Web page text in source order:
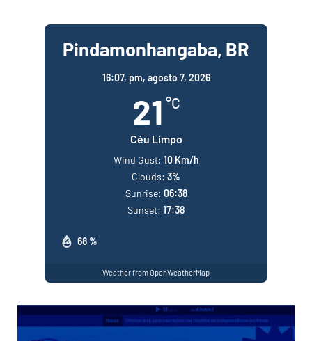
Pindamonhangaba, BR
16:07, pm, agosto 7, 2026
21 °C
Céu Limpo
68 %
Wind Gust: 10 Km/h
Clouds: 3%
Sunrise: 06:38
Sunset: 17:38
Weather from OpenWeatherMap